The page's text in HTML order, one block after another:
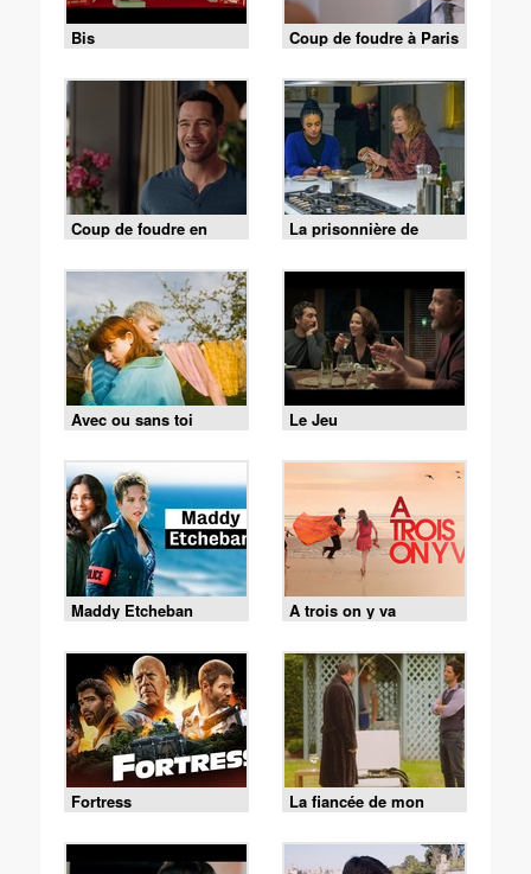
Bis Coup de foudre à Paris
Coup de foudre en
Bretagne
La prisonnière de
Bordeaux
Avec ou sans toi Le Jeu
Maddy Etcheban A trois on y va
Fortress La fiancée de mon
frère